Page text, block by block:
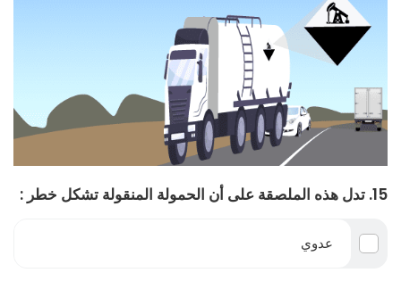
15. تدل هذه الملصقة على أن الحمولة المنقولة تشكل خطر :
عدوي